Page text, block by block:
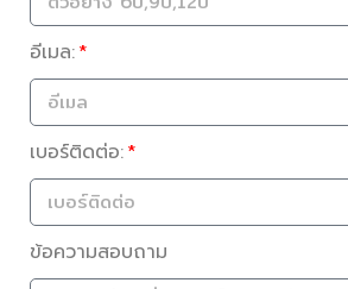
อีเมล:
เบอร์ติดต่อ:
ข้อความสอบถาม